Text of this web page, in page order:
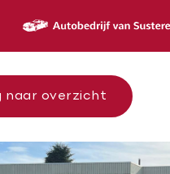
naar overzicht